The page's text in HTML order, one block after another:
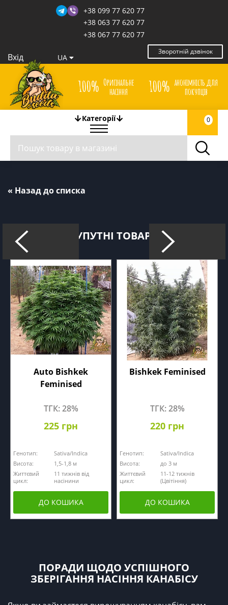
+38 099 77 620 77
+38 063 77 620 77
+38 067 77 620 77
Зворотній дзвінок
Вхід UA
100% Оригінальне
насіння
100% анонімність для
покупців
Категорії 0
« Назад до списка
СУПУТНІ ТОВАРИ
Auto Bishkek
Feminised
ТГК: 28%
225 грн
Генотип:
Sativa/Indica
Висота:
1,5-1,8 м
Життєвий
цикл:
11 тижнів від
насінини
ДО КОШИКА
Bishkek Feminised
ТГК: 28%
220 грн
Генотип:
Sativa/Indica
Висота:
до 3 м
Життєвий
цикл:
11-12 тижнів
(Цвітіння)
ДО КОШИКА
ПОРАДИ ЩОДО УСПІШНОГО
ЗБЕРІГАННЯ НАСІННЯ КАНАБІСУ